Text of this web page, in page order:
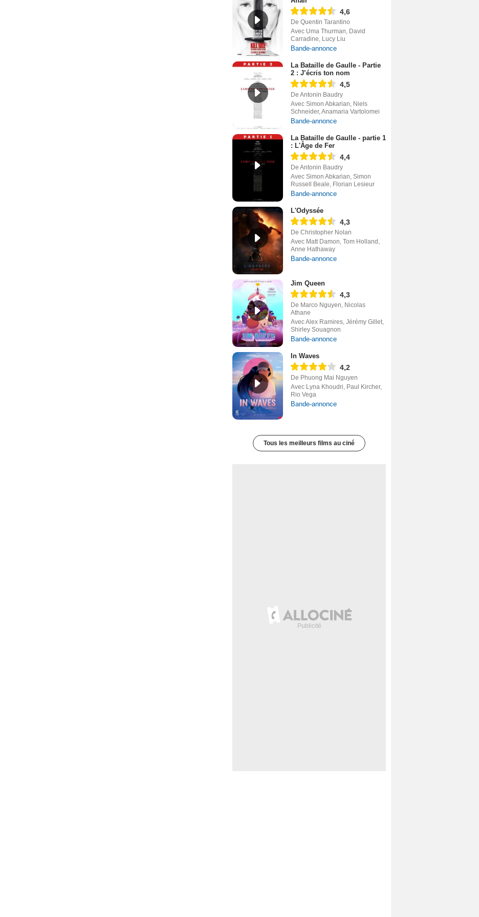
4,6
De Quentin Tarantino
Avec Uma Thurman, David
Carradine, Lucy Liu
Bande-annonce
La Bataille de Gaulle - Partie
2 : J’écris ton nom
4,5
De Antonin Baudry
Avec Simon Abkarian, Niels
Schneider, Anamaria Vartolomei
Bande-annonce
La Bataille de Gaulle - partie 1
: L'Âge de Fer
4,4
De Antonin Baudry
Avec Simon Abkarian, Simon
Russell Beale, Florian Lesieur
Bande-annonce
L'Odyssée
4,3
De Christopher Nolan
Avec Matt Damon, Tom Holland,
Anne Hathaway
Bande-annonce
Jim Queen
4,3
De Marco Nguyen, Nicolas
Athane
Avec Alex Ramires, Jérémy Gillet,
Shirley Souagnon
Bande-annonce
In Waves
4,2
De Phuong Mai Nguyen
Avec Lyna Khoudri, Paul Kircher,
Rio Vega
Bande-annonce
Tous les meilleurs films au ciné